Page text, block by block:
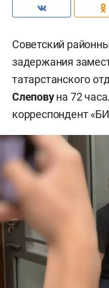
Советский
задержания
татарстанского
Слеповуна 72
корреспондент